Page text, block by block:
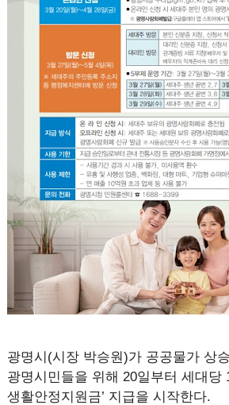
광명시(시장 박승원)가 공공물가 상
광명시민들을 위해 20일부터 세대당
생활안정지원금’ 지급을 시작한다.